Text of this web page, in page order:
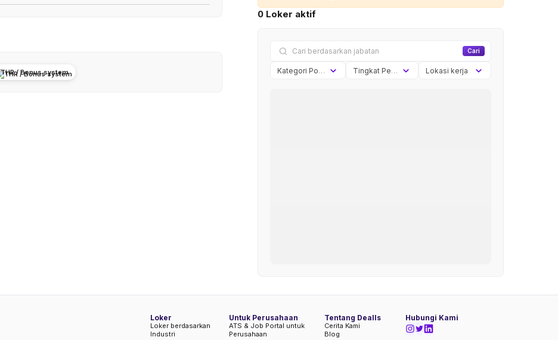
THR / Bonus system
0 Loker aktif
Cari
Kategori Posisi Tingkat Pengalaman Lokasi kerja
Loker
Loker berdasarkan
Industri
Untuk Perusahaan
ATS & Job Portal untuk
Perusahaan
Hubungi Kami
Tentang Dealls
Cerita Kami
Blog